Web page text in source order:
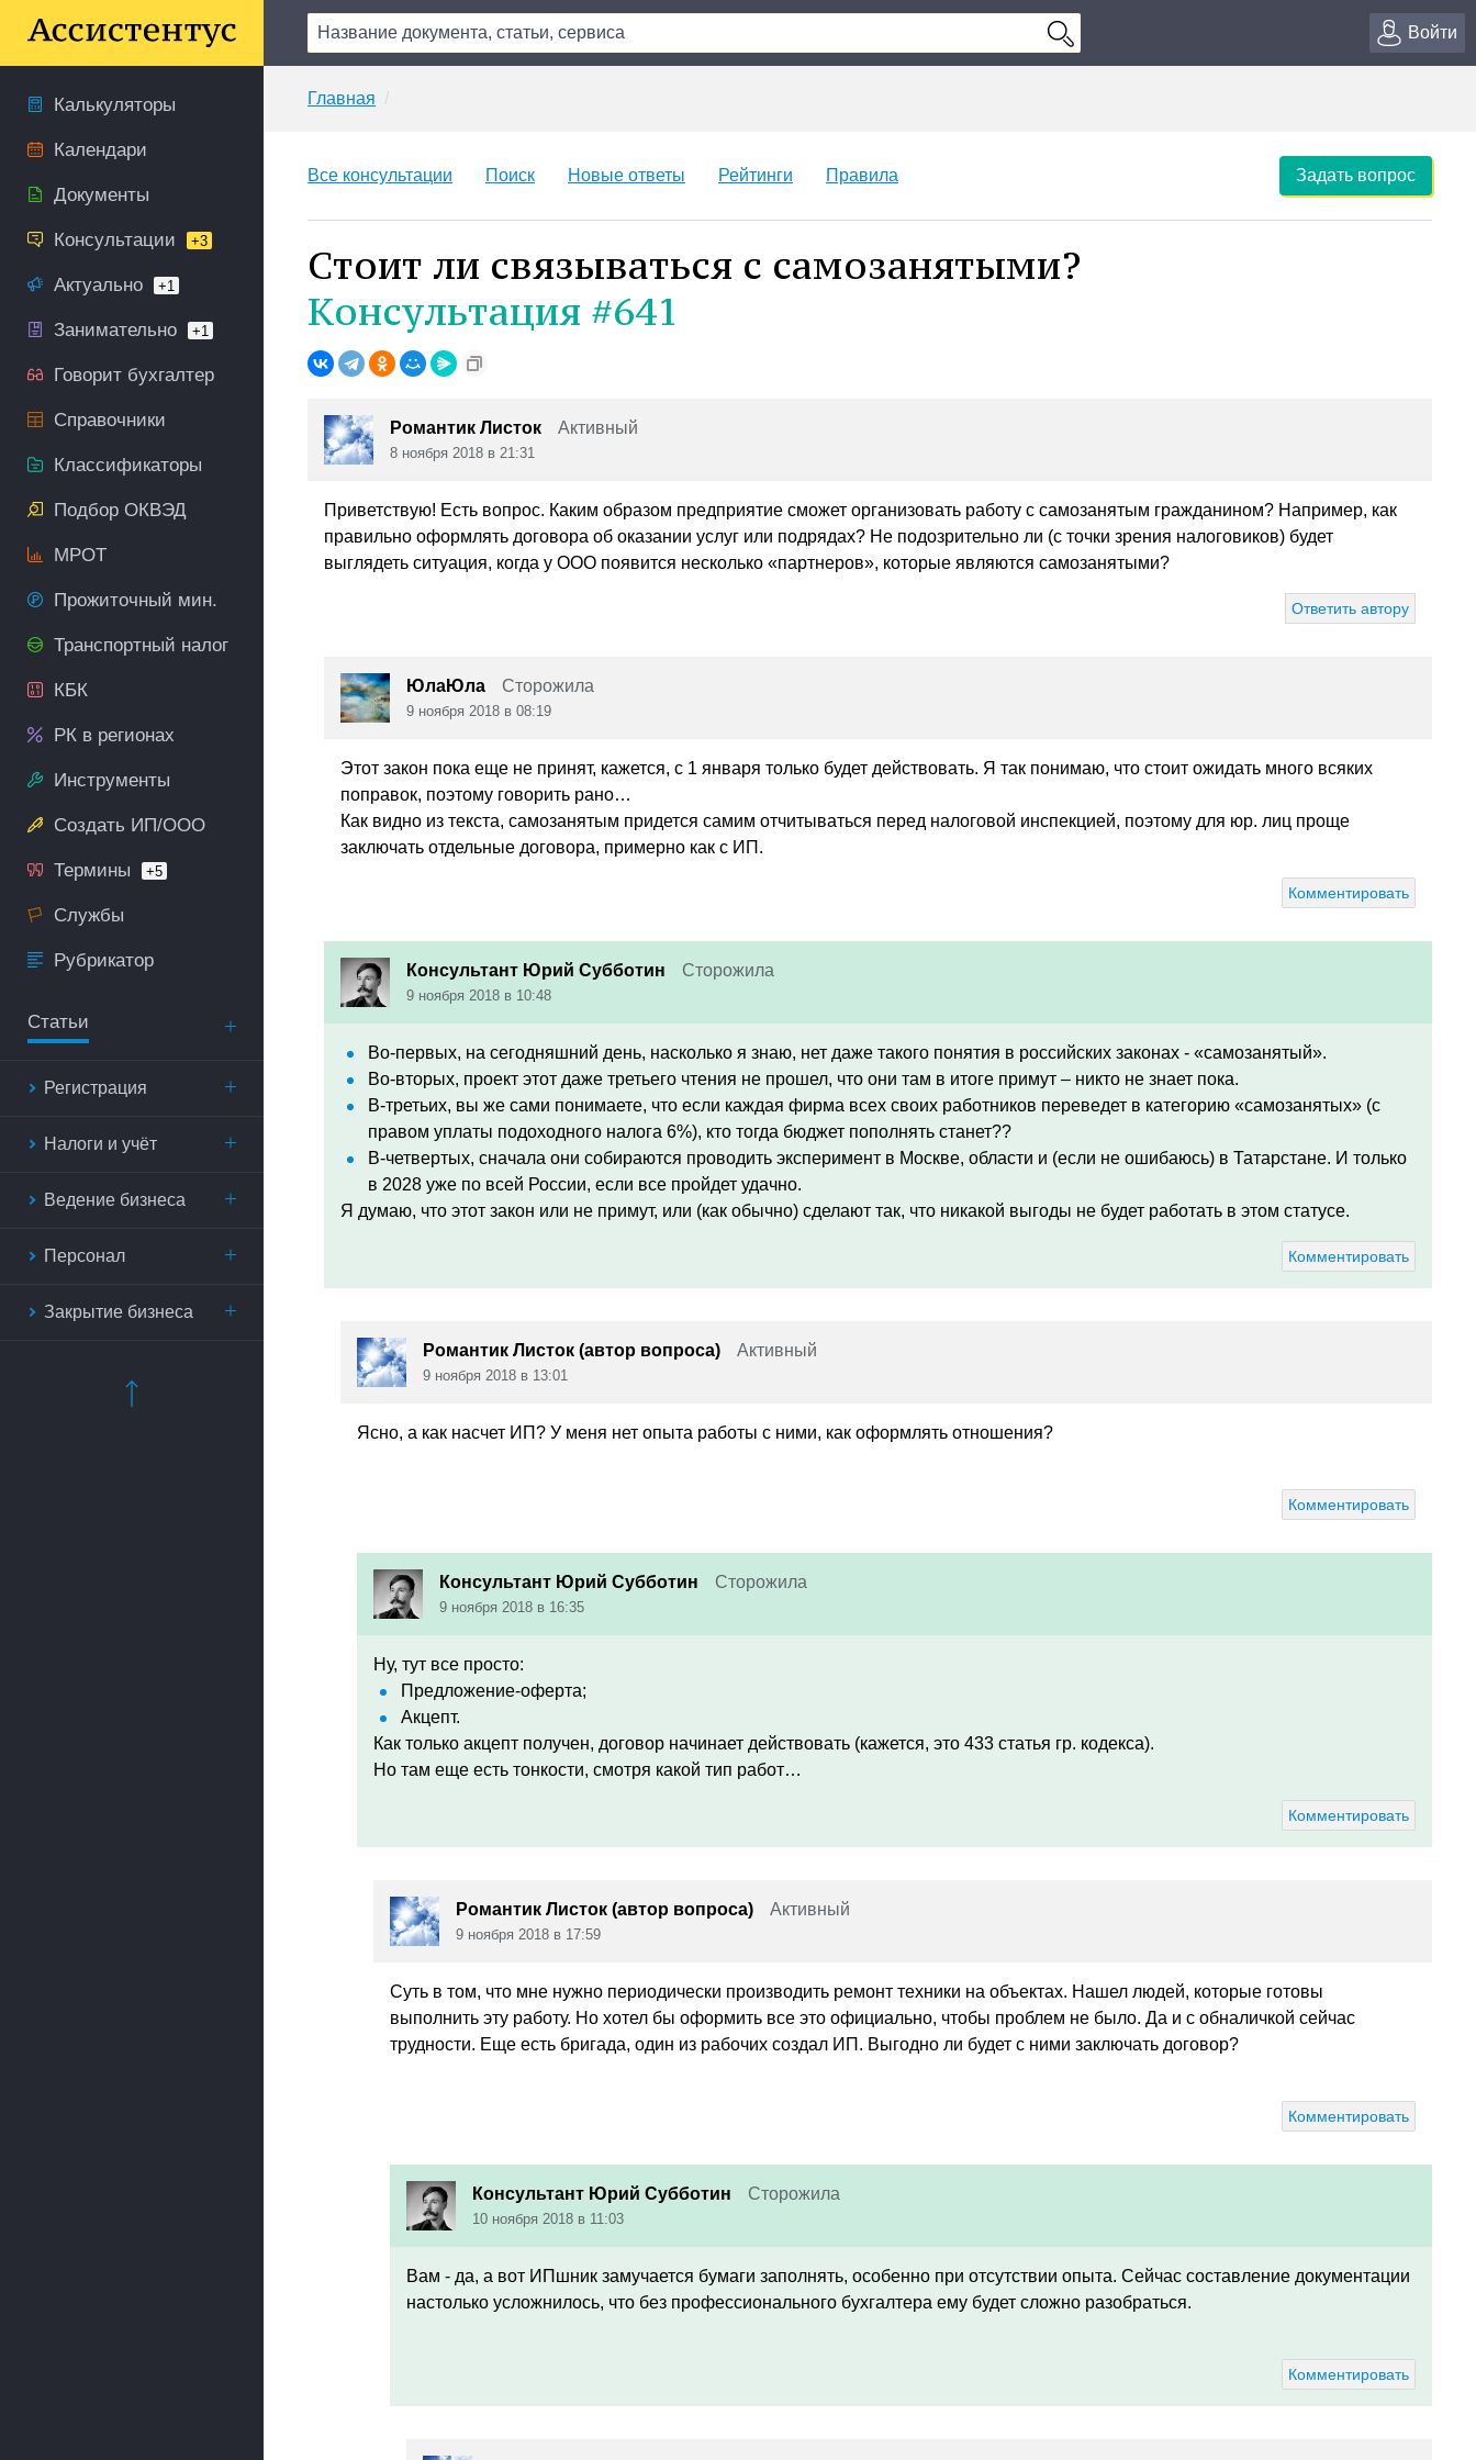
Войти
Калькуляторы
Календари
Документы
Консультации +3
Актуально +1
Занимательно +1
Говорит бухгалтер
Справочники
Классификаторы
Подбор ОКВЭД
МРОТ
Прожиточный мин.
Транспортный налог
КБК
РК в регионах
Инструменты
Создать ИП/ООО
Термины +5
Службы
Рубрикатор
Статьи
Регистрация
Налоги и учёт
Ведение бизнеса
Персонал
Закрытие бизнеса
Главная
Все консультации Поиск Новые ответы Рейтинги Правила Задать вопрос
Стоит ли связываться с самозанятыми?
Консультация #641
Романтик Листок Активный
8 ноября 2018 в 21:31
Приветствую! Есть вопрос. Каким образом предприятие сможет организовать работу с самозанятым гражданином? Например, как
правильно оформлять договора об оказании услуг или подрядах? Не подозрительно ли (с точки зрения налоговиков) будет
выглядеть ситуация, когда у ООО появится несколько «партнеров», которые являются самозанятыми?
Ответить автору
ЮлаЮла Сторожила
9 ноября 2018 в 08:19
Этот закон пока еще не принят, кажется, с 1 января только будет действовать. Я так понимаю, что стоит ожидать много всяких
поправок, поэтому говорить рано…
Как видно из текста, самозанятым придется самим отчитываться перед налоговой инспекцией, поэтому для юр. лиц проще
заключать отдельные договора, примерно как с ИП.
Комментировать
Консультант Юрий Субботин Сторожила
9 ноября 2018 в 10:48
Во-первых, на сегодняшний день, насколько я знаю, нет даже такого понятия в российских законах - «самозанятый».
Во-вторых, проект этот даже третьего чтения не прошел, что они там в итоге примут – никто не знает пока.
В-третьих, вы же сами понимаете, что если каждая фирма всех своих работников переведет в категорию «самозанятых» (с
правом уплаты подоходного налога 6%), кто тогда бюджет пополнять станет??
В-четвертых, сначала они собираются проводить эксперимент в Москве, области и (если не ошибаюсь) в Татарстане. И только
в 2028 уже по всей России, если все пройдет удачно.
Я думаю, что этот закон или не примут, или (как обычно) сделают так, что никакой выгоды не будет работать в этом статусе.
Комментировать
Романтик Листок (автор вопроса) Активный
9 ноября 2018 в 13:01
Ясно, а как насчет ИП? У меня нет опыта работы с ними, как оформлять отношения?
Комментировать
Консультант Юрий Субботин Сторожила
9 ноября 2018 в 16:35
Ну, тут все просто:
Предложение-оферта;
Акцепт.
Как только акцепт получен, договор начинает действовать (кажется, это 433 статья гр. кодекса).
Но там еще есть тонкости, смотря какой тип работ…
Комментировать
Романтик Листок (автор вопроса) Активный
9 ноября 2018 в 17:59
Суть в том, что мне нужно периодически производить ремонт техники на объектах. Нашел людей, которые готовы
выполнить эту работу. Но хотел бы оформить все это официально, чтобы проблем не было. Да и с обналичкой сейчас
трудности. Еще есть бригада, один из рабочих создал ИП. Выгодно ли будет с ними заключать договор?
Комментировать
Консультант Юрий Субботин Сторожила
10 ноября 2018 в 11:03
Вам - да, а вот ИПшник замучается бумаги заполнять, особенно при отсутствии опыта. Сейчас составление документации
настолько усложнилось, что без профессионального бухгалтера ему будет сложно разобраться.
Комментировать